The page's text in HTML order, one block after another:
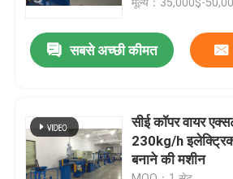
एक उद्धरण का अनुरोध करें
केबल एक्सट्रूडर मशीन
वायर एक्सट्रूडर मशीन
सबसे अच्छी कीमत
सीई कॉपर वायर
230kg/h
बनाने की मशीन